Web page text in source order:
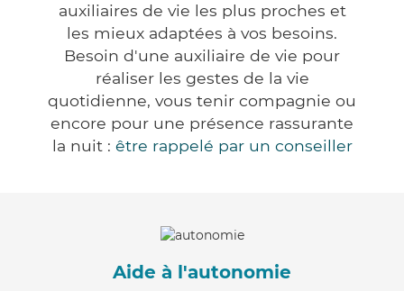
auxiliaires de vie les plus proches et
les mieux adaptées à vos besoins.
Besoin d'une auxiliaire de vie pour
réaliser les gestes de la vie
quotidienne, vous tenir compagnie ou
encore pour une présence rassurante
la nuit : être rappelé par un conseiller
Aide à l'autonomie